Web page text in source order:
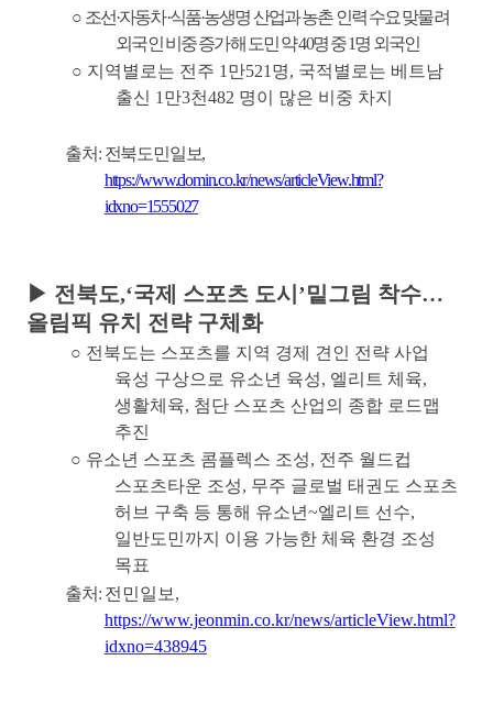
○ 조선·자동차·식품·농생명 산업과 농촌 인력 수요 맞물려
외국인 비중 증가해 도민 약40명 중1명 외국인
○ 지역별로는 전주 1 만521 명, 국적별로는 베트남
출신 1 만3천482 명이 많은 비중 차지
출처: 전북도민일보,
https://www.domin.co.kr/news/articleView.html?
idxno=1555027
▶ 전북도,‘국제 스포츠 도시 ’밑그림 착수…
올림픽 유치 전략 구체화
○ 전북도는 스포츠를 지역 경제 견인 전략 사업
육성 구상으로 유소년 육성, 엘리트 체육,
생활체육, 첨단 스포츠 산업의 종합 로드맵
추진
○ 유소년 스포츠 콤플렉스 조성, 전주 월드컵
스포츠타운 조성, 무주 글로벌 태권도 스포츠
허브 구축 등 통해 유소년~엘리트 선수,
일반도민까지 이용 가능한 체육 환경 조성
목표
출처: 전민일보 ,
https://www.jeonmin.co.kr/news/articleView.html?
idxno=438945